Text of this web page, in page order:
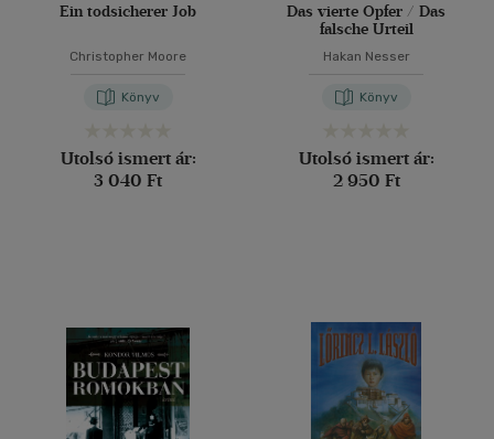
Ein todsicherer Job
Christopher Moore
Könyv
Utolsó ismert ár:
3 040 Ft
Das vierte Opfer / Das
falsche Urteil
Hakan Nesser
Könyv
Utolsó ismert ár:
2 950 Ft